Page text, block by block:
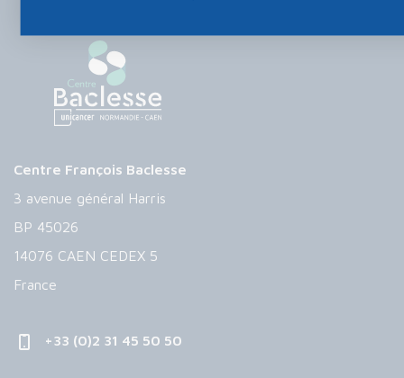
Centre François Baclesse
3 avenue général Harris
BP 45026
14076 CAEN CEDEX 5
France
+33 (0)2 31 45 50 50